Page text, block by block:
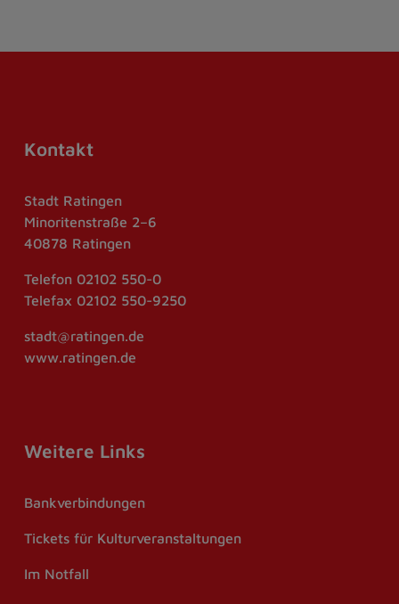
Kontakt
Stadt Ratingen
Minoritenstraße 2–6
40878 Ratingen
Telefon 02102 550-0
Telefax 02102 550-9250
stadt@ratingen.de
www.ratingen.de
Weitere Links
Bankverbindungen
Tickets für Kulturveranstaltungen
Im Notfall